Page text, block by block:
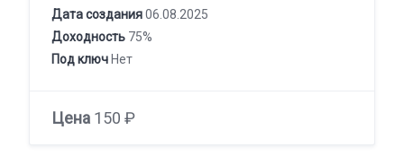
Дата создания06.08.2025
Доходность 75%
Под ключ Нет
Цена 150 ₽